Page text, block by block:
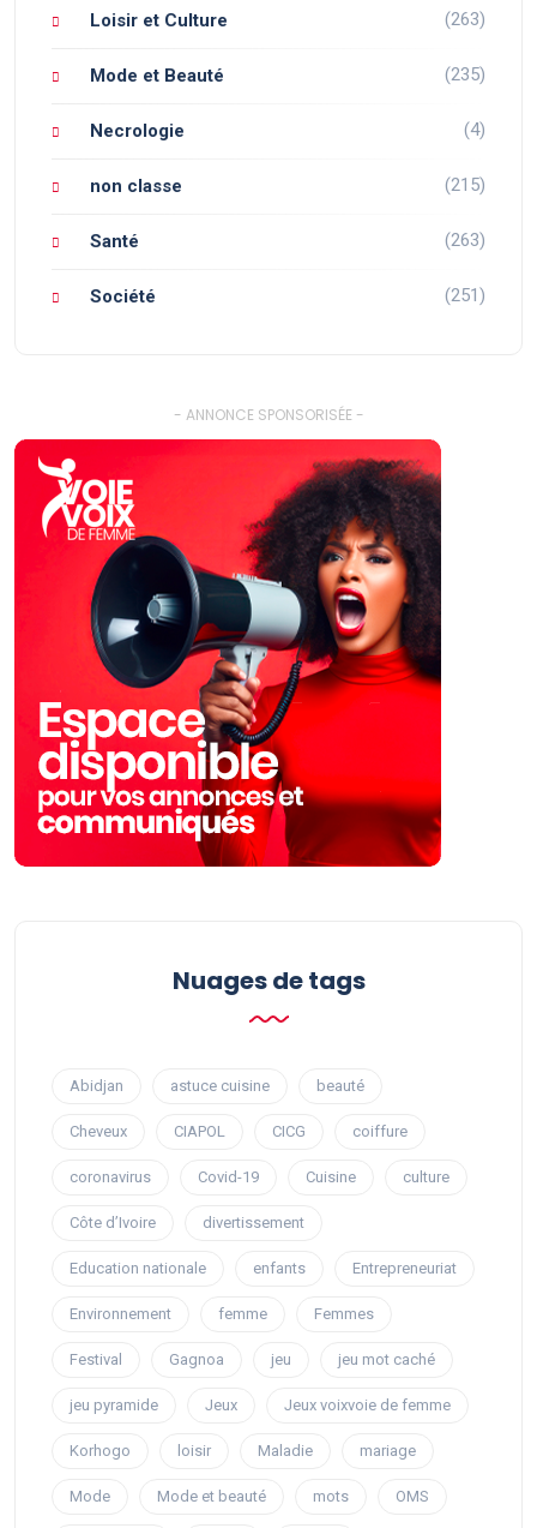
Loisir et Culture (263)
Mode et Beauté (235)
Necrologie (4)
non classe (215)
Santé (263)
Société (251)
- ANNONCE SPONSORISÉE -
Nuages ​​de tags
Abidjan astuce cuisine beauté
Cheveux CIAPOL CICG coiffure
coronavirus Covid-19 Cuisine culture
Côte d’Ivoire divertissement
Education nationale enfants Entrepreneuriat
Environnement femme Femmes
Festival Gagnoa jeu jeu mot caché
jeu pyramide Jeux Jeux voixvoie de femme
Korhogo loisir Maladie mariage
Mode Mode et beauté mots OMS